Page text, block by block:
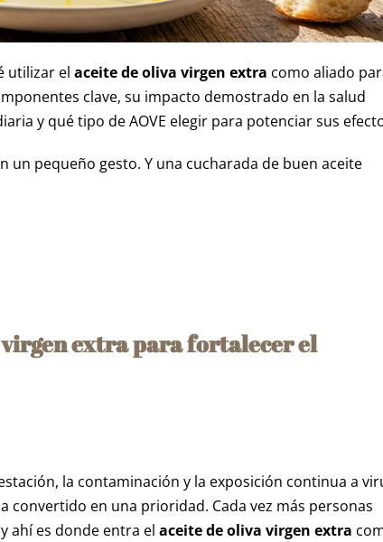
utilizar el aceite de oliva virgen extra como aliado
clave, su impacto demostrado en la salud
y qué tipo de AOVE elegir para potenciar sus
un pequeño gesto. Y una cucharada de buen aceite
extra para fortalecer el
la contaminación y la exposición continua a
convertido en una prioridad. Cada vez más personas
ahí es donde entra el aceite de oliva virgen extra